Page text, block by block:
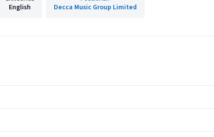
English Decca Music Group Limited